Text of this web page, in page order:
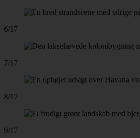
6/17
7/17
8/17
9/17